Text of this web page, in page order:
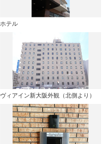
ホテル
ヴィアイン新大阪外観（北側より）